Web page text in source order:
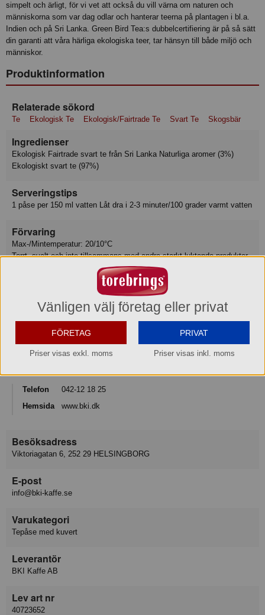
simpelt och ärligt, för vi vet att också du vill värna om naturen och
människorna som var dag odlar och hanterar teerna på plantagen i bl.a.
Indien och på Sri Lanka. Green Bird Tea:s dubbelcertifiering är på så sätt
din garanti att våra härliga ekologiska teer, tar hänsyn till både miljö och
människor.
Produktinformation
Relaterade sökord
Te Ekologisk Te Ekologisk/Fairtrade Te Svart Te Skogsbär
Ingredienser
Ekologisk Fairtrade svart te från Sri Lanka Naturliga aromer (3%)
Ekologiskt svart te (97%)
Serveringstips
1 påse per 150 ml vatten Låt dra i 2-3 minuter/100 grader varmt vatten
Förvaring
Max-/Mintemperatur: 20/10°C
Torrt, svalt och inte tillsammans med andra starkt luktande produkter.
Varumärke
Green Bird Tea
Konsumentkontakt
BKI Kaffe AB
Telefon
042-12 18 25
Hemsida
www.bki.dk
Besöksadress
Viktoriagatan 6, 252 29 HELSINGBORG
E-post
info@bki-kaffe.se
Varukategori
Tepåse med kuvert
Leverantör
BKI Kaffe AB
Lev art nr
40723652
Vänligen välj företag eller privat
FÖRETAG
Priser visas exkl. moms
PRIVAT
Priser visas inkl. moms